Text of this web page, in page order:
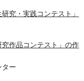
究・実践コンテスト」
究作品コンテスト」の作
ター